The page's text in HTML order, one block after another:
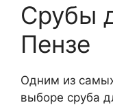
Срубы
Пензе
Одним из
выборе сруба